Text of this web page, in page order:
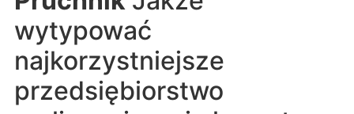
wytypować
najkorzystniejsze
przedsiębiorstwo